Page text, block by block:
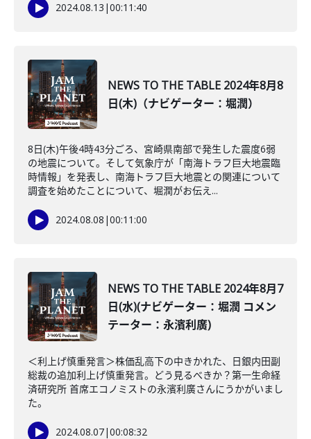
2024.08.13 |00:11:40
NEWS TO THE TABLE 2024年8月8
日(木)（ナビゲーター：堀潤）
8日(木)午後4時43分ごろ、宮崎県南部で発生した震度6弱
の地震について。そして気象庁が「南海トラフ巨大地震臨
時情報」を発表し、南海トラフ巨大地震との関連について
調査を始めたことについて、堀潤がお伝え...
2024.08.08 |00:11:00
NEWS TO THE TABLE 2024年8月7
日(水)(ナビゲーター：堀潤 コメン
テーター：永濱利廣)
＜利上げ慎重発言＞株価乱高下の中きかれた、日銀内田副
総裁の追加利上げ慎重発言。どう見るべきか？第一生命経
済研究所 首席エコノミストの永濱利廣さんにうかがいまし
た。
2024.08.07|00:08:32